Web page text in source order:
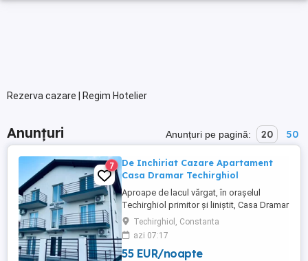
Rezerva cazare | Regim Hotelier
Anunțuri Anunțuri pe pagină: 20 50
7
De Inchiriat Cazare Apartament
Casa Dramar Techirghiol
Aproape de lacul vărgat, în orașelul
Techirghiol primitor și liniștit, Casa Dramar
își deschide porțile cu mult entuziasm și
dorința de a oferi oaspeților vacanțe de
neuitat. Casa Dramar vă pune la dispoziție
apartamente confortabile și moderne.
Techirghiol, Constanta
azi 07:17
55 EUR/noapte